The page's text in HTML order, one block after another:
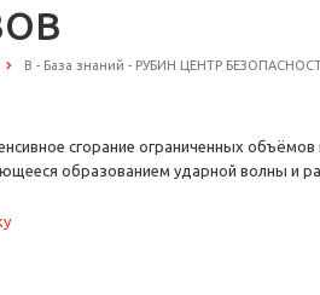
В - База знаний - РУБИН ЦЕНТР
сгорание ограниченных
образованием ударной волны и